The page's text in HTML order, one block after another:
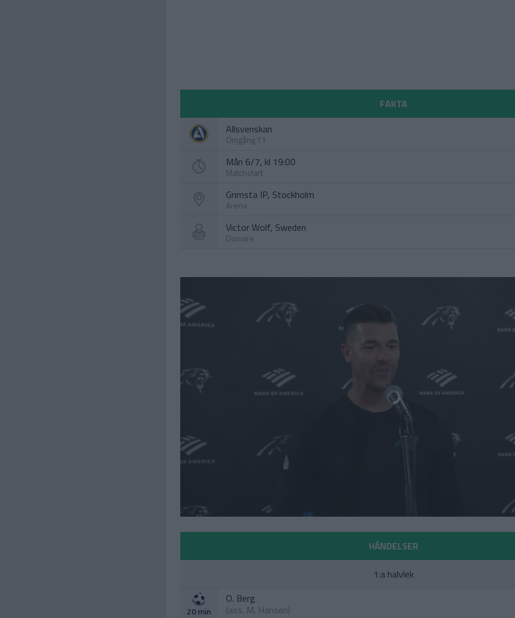
FAKTA
Allsvenskan
Omgång 11
Mån 6/7, kl 19:00
Matchstart
Grimsta IP, Stockholm
Arena
Victor Wolf, Sweden
Domare
HÄNDELSER
1:a halvlek
20 min
O. Berg
(ass. M. Hansen)